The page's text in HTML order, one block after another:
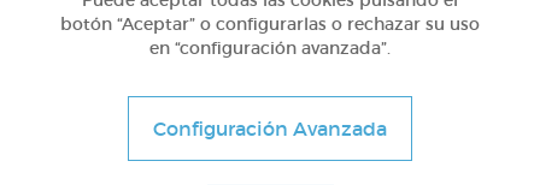
Otros
Sílabas directas: iniciales y finales
botón “Aceptar” o configurarlas o rechazar su uso
en “configuración avanzada”.
Configuración Avanzada